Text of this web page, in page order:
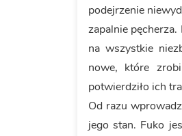
podejrzenie
zapalnie
na wszystkie
nowe, które
potwierdziło ich
Od razu
jego stan. Fuko